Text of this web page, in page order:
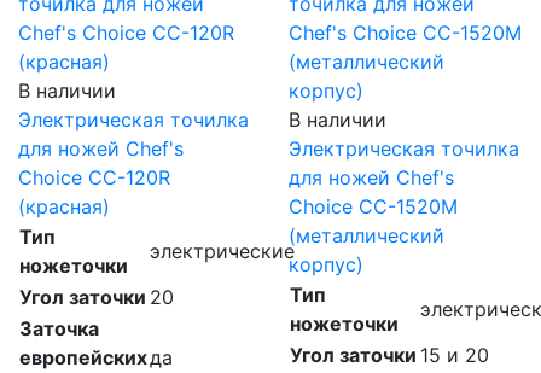
В наличии
Электрическая точилка
для ножей Chef's
Choice CC-120R
(красная)
Тип
ножеточки
электрические
Угол заточки 20
Заточка
европейскихда
В наличии
Электрическая точилка
для ножей Chef's
Choice CC-1520M
(металлический
корпус)
Тип
ножеточки
Угол заточки 15 и 20